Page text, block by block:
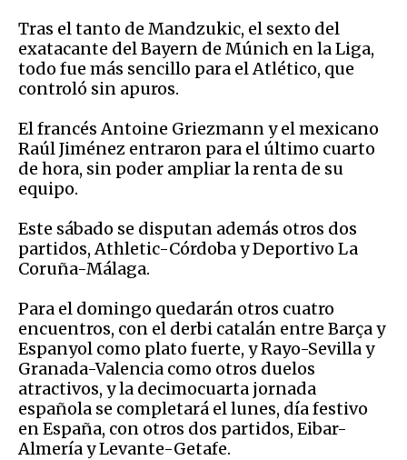
Tras el tanto de Mandzukic, el sexto del
exatacante del Bayern de Múnich en la Liga,
todo fue más sencillo para el Atlético, que
controló sin apuros.
El francés Antoine Griezmann y el mexicano
Raúl Jiménez entraron para el último cuarto
de hora, sin poder ampliar la renta de su
equipo.
Este sábado se disputan además otros dos
partidos, Athletic-Córdoba y Deportivo La
Coruña-Málaga.
Para el domingo quedarán otros cuatro
encuentros, con el derbi catalán entre Barça y
Espanyol como plato fuerte, y Rayo-Sevilla y
Granada-Valencia como otros duelos
atractivos, y la decimocuarta jornada
española se completará el lunes, día festivo
en España, con otros dos partidos, Eibar-
Almería y Levante-Getafe.